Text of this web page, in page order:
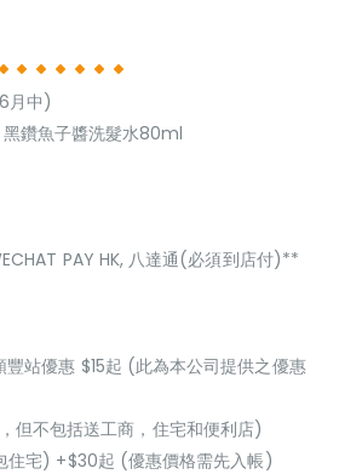
月中)
黑鑽魚子醬洗髮水80ml
PAY HK, 八達通(必須到店付)**
站優惠 $15起 (此為本公司提供之優惠
但不包括送工商，住宅和便利店)
住宅) +$30起 (優惠價格需先入帳)